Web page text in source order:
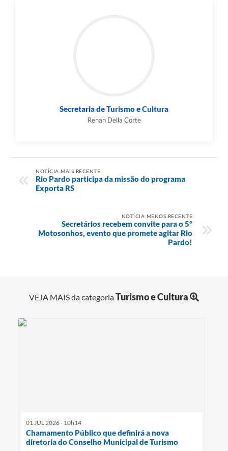
Secretaria de Turismo e Cultura
Renan Della Corte
NOTÍCIA MAIS RECENTE
Rio Pardo participa da missão do programa
Exporta RS
NOTÍCIA MENOS RECENTE
Secretários recebem convite para o 5º
Motosonhos, evento que promete agitar Rio
Pardo!
VEJA MAIS da categoriaTurismo e Cultura
01 JUL 2026 - 10h14
Chamamento Público que definirá a nova
diretoria do Conselho Municipal de Turismo